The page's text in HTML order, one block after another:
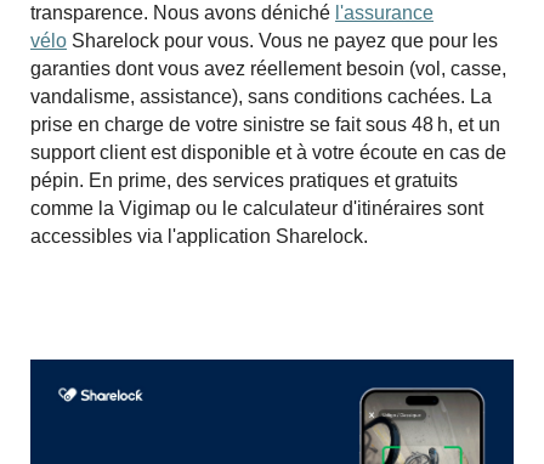
transparence. Nous avons déniché l'assurance
vélo Sharelock pour vous. Vous ne payez que pour les
garanties dont vous avez réellement besoin (vol, casse,
vandalisme, assistance), sans conditions cachées. La
prise en charge de votre sinistre se fait sous 48 h, et un
support client est disponible et à votre écoute en cas de
pépin. En prime, des services pratiques et gratuits
comme la Vigimap ou le calculateur d'itinéraires sont
accessibles via l'application Sharelock.